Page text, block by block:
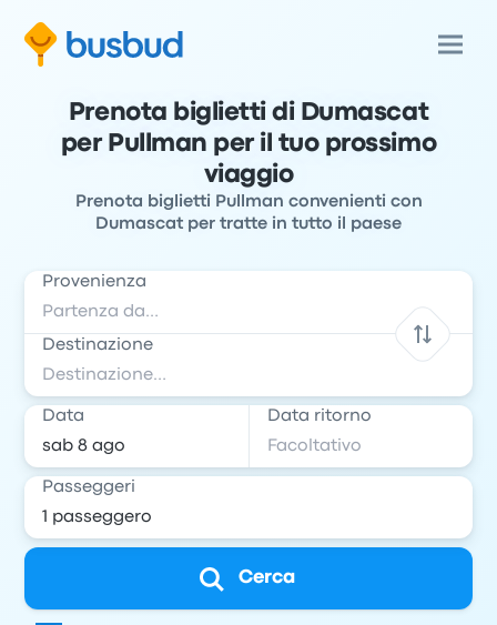
Prenota biglietti di Dumascat
per Pullman per il tuo prossimo
viaggio
Prenota biglietti Pullman convenienti con
Dumascat per tratte in tutto il paese
Provenienza
Destinazione
Data Data ritorno
Passeggeri
Cerca